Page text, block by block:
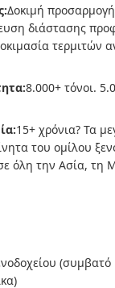
Δοκιμή
διάστασης
τερμιτών
8.000+ τόνοι.
15+ χρόνια? Τα
του ομίλου
όλη την Ασία, τη
(συμβατό